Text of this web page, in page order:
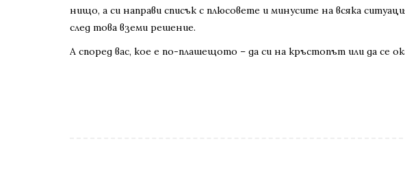
нищо, а си направи списък с плюсовете и минусите на всяка
след това вземи решение.
А според вас, кое е по-плашещото – да си на кръстопът или да се